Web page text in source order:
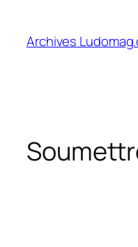
contenu
Archives